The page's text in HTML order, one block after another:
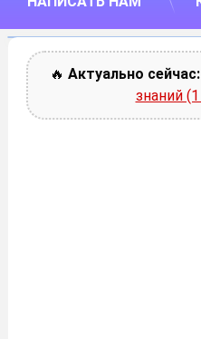
🔥 Актуально сейчас:
знаний